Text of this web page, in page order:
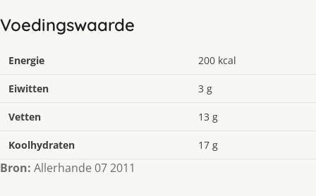
Voedingswaarde
Energie 200 kcal
Eiwitten 3 g
Vetten 13 g
Koolhydraten 17 g
Bron: Allerhande 07 2011